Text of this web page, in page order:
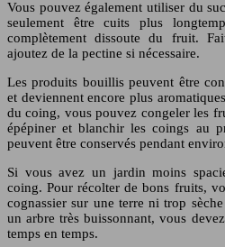
Vous pouvez également utiliser du
seulement être cuits plus
complètement dissoute du fruit.
ajoutez de la pectine si nécessaire.
Les produits bouillis peuvent être
et deviennent encore plus
du coing, vous pouvez congeler les
épépiner et blanchir les coings au
peuvent être conservés pendant
Si vous avez un jardin moins
coing. Pour récolter de bons fruits,
cognassier sur une terre ni trop
un arbre très buissonnant, vous
temps en temps.